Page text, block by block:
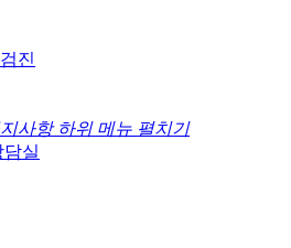
진
사항 하위 메뉴 펼치기
담실